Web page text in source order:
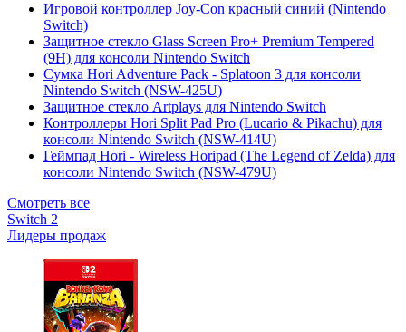
Игровой контроллер Joy-Con красный синий (Nintendo
Switch)
Защитное стекло Glass Screen Pro+ Premium Tempered
(9H) для консоли Nintendo Switch
Сумка Hori Adventure Pack - Splatoon 3 для консоли
Nintendo Switch (NSW-425U)
Защитное стекло Artplays для Nintendo Switch
Контроллеры Hori Split Pad Pro (Lucario & Pikachu) для
консоли Nintendo Switch (NSW-414U)
Геймпад Hori - Wireless Horipad (The Legend of Zelda) для
консоли Nintendo Switch (NSW-479U)
Смотреть все
Switch 2
Лидеры продаж